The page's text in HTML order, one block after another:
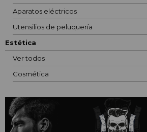
Aparatos eléctricos
Utensilios de peluquería
Estética
Ver todos
Cosmética